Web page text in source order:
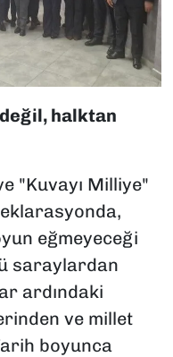
halktan
"Kuvayı Milliye"
eğmeyeceği
saraylardan
ardındaki
ve millet
boyunca